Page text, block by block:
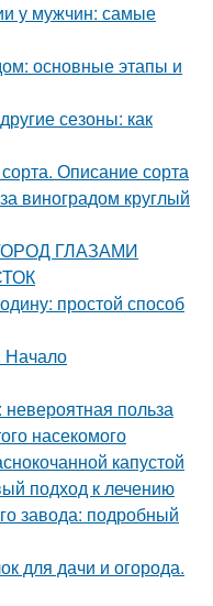
у мужчин: самые
основные этапы и
сезоны: как
Описание сорта
виноградом круглый
ГЛАЗАМИ
простой способ
Начало
польза
насекомого
капустой
подход к лечению
завода: подробный
для дачи и огорода.